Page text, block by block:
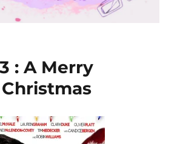
: A Merry